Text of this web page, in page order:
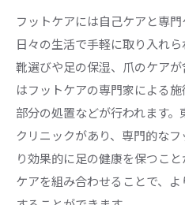
東京都で受けられる
専門家が教えるフッ
フットケアで東京都の生
ヒント
東京都内でのフット
ア
日常に取り入れたい
フットケアを通じ
フットケアには自己ケアと専
日々の生活で手軽に取り入れ
靴選びや足の保湿、爪のケア
はフットケアの専門家による
部分の処置などが行われます
クリニックがあり、専門的な
り効果的に足の健康を保つこ
ケアを組み合わせることで、